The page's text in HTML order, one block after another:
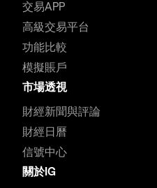
交易APP
高級交易平台
功能比較
模擬賬戶
市場透視
財經新聞與評論
財經日曆
信號中心
關於IG